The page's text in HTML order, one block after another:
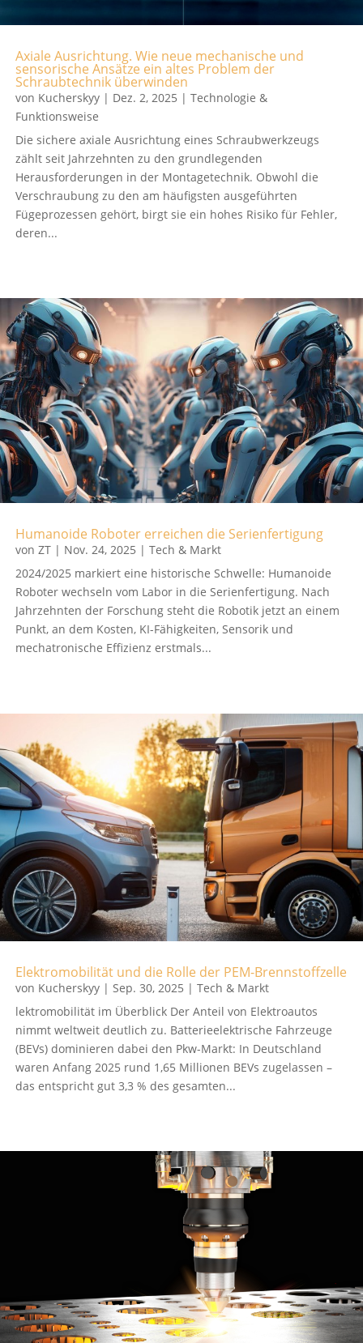
Axiale Ausrichtung. Wie neue mechanische und
sensorische Ansätze ein altes Problem der
Schraubtechnik überwinden
von Kucherskyy | Dez. 2, 2025 | Technologie &
Funktionsweise
Die sichere axiale Ausrichtung eines Schraubwerkzeugs
zählt seit Jahrzehnten zu den grundlegenden
Herausforderungen in der Montagetechnik. Obwohl die
Verschraubung zu den am häufigsten ausgeführten
Fügeprozessen gehört, birgt sie ein hohes Risiko für Fehler,
deren...
Humanoide Roboter erreichen die Serienfertigung
von ZT | Nov. 24, 2025 | Tech & Markt
2024/2025 markiert eine historische Schwelle: Humanoide
Roboter wechseln vom Labor in die Serienfertigung. Nach
Jahrzehnten der Forschung steht die Robotik jetzt an einem
Punkt, an dem Kosten, KI-Fähigkeiten, Sensorik und
mechatronische Effizienz erstmals...
Elektromobilität und die Rolle der PEM-Brennstoffzelle
von Kucherskyy | Sep. 30, 2025 | Tech & Markt
lektromobilität im Überblick Der Anteil von Elektroautos
nimmt weltweit deutlich zu. Batterieelektrische Fahrzeuge
(BEVs) dominieren dabei den Pkw-Markt: In Deutschland
waren Anfang 2025 rund 1,65 Millionen BEVs zugelassen –
das entspricht gut 3,3 % des gesamten...